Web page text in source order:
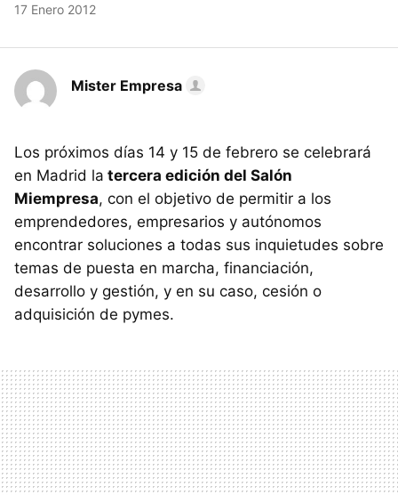
17 Enero 2012
Mister Empresa
Los próximos días 14 y 15 de febrero se celebrará
en Madrid la tercera edición del Salón
Miempresa, con el objetivo de permitir a los
emprendedores, empresarios y autónomos
encontrar soluciones a todas sus inquietudes sobre
temas de puesta en marcha, financiación,
desarrollo y gestión, y en su caso, cesión o
adquisición de pymes.